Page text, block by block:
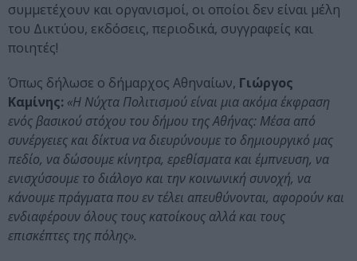
συμμετέχουν και οργανισμοί, οι οποίοι δεν είναι μέλη
του Δικτύου, εκδόσεις, περιοδικά, συγγραφείς και
ποιητές!
Όπως δήλωσε ο δήμαρχος Αθηναίων, Γιώργος
Καμίνης: «Η Νύχτα Πολιτισμού είναι μια ακόμα έκφραση
ενός βασικού στόχου του δήμου της Αθήνας: Μέσα από
συνέργειες και δίκτυα να διευρύνουμε το δημιουργικό μας
πεδίο, να δώσουμε κίνητρα, ερεθίσματα και έμπνευση, να
ενισχύσουμε το διάλογο και την κοινωνική συνοχή, να
κάνουμε πράγματα που εν τέλει απευθύνονται, αφορούν και
ενδιαφέρουν όλους τους κατοίκους αλλά και τους
επισκέπτες της πόλης».